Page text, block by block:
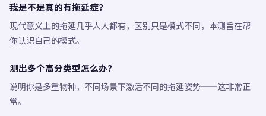
我是不是真的有拖延症？
现代意义上的拖延几乎人人都有，区别只是模式不同，本测旨在帮
你认识自己的模式。
测出多个高分类型怎么办？
说明你是多重物种，不同场景下激活不同的拖延姿势——这非常正
常。